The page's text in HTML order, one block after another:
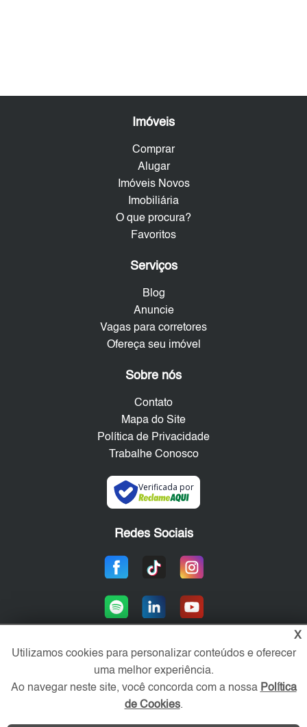
Imóveis
Comprar
Alugar
Imóveis Novos
Imobiliária
O que procura?
Favoritos
Serviços
Blog
Anuncie
Vagas para corretores
Ofereça seu imóvel
Sobre nós
Contato
Mapa do Site
Política de Privacidade
Trabalhe Conosco
Verificada por
Redes Sociais
Área exclusiva aos anunciantes,
acesse sua conta:
X
Utilizamos cookies para personalizar conteúdos e oferecer
uma melhor experiência.
Ao navegar neste site, você concorda com a nossa Política
de Cookies.